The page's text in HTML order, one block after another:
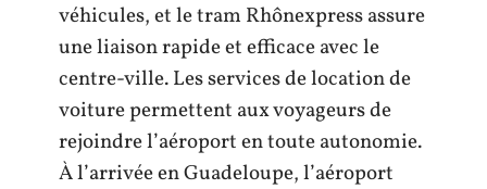
véhicules, et le tram Rhônexpress assure
une liaison rapide et efficace avec le
centre-ville. Les services de location de
voiture permettent aux voyageurs de
rejoindre l’aéroport en toute autonomie.
À l’arrivée en Guadeloupe, l’aéroport